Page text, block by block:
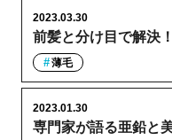
前髪と分け目で解決
2023.03.30
薄毛
専門家が語る亜鉛と
2023.01.30